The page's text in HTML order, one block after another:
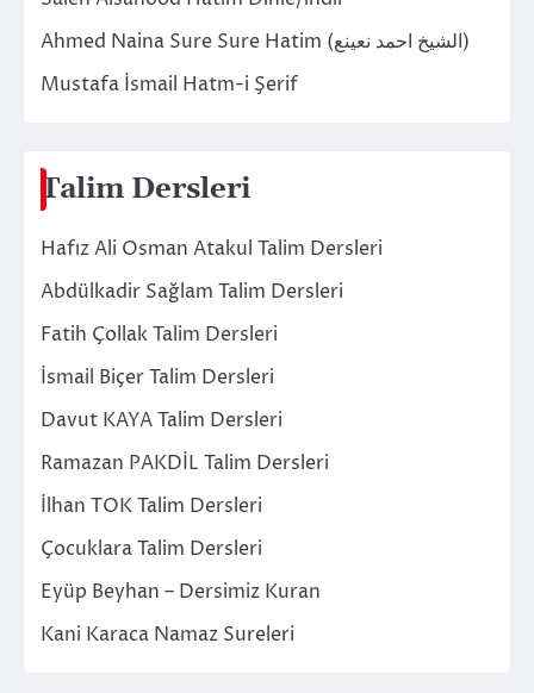
Ahmed Naina Sure Sure Hatim (الشيخ احمد نعينع)
Mustafa İsmail Hatm-i Şerif
Talim Dersleri
Hafız Ali Osman Atakul Talim Dersleri
Abdülkadir Sağlam Talim Dersleri
Fatih Çollak Talim Dersleri
İsmail Biçer Talim Dersleri
Davut KAYA Talim Dersleri
Ramazan PAKDİL Talim Dersleri
İlhan TOK Talim Dersleri
Çocuklara Talim Dersleri
Eyüp Beyhan – Dersimiz Kuran
Kani Karaca Namaz Sureleri